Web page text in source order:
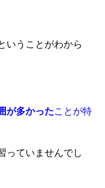
いうことがわから
が多かったことが特
っていませんでし